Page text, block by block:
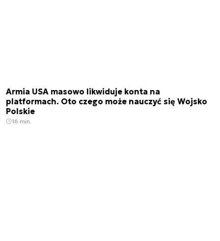
Armia USA masowo likwiduje konta na
platformach. Oto czego może nauczyć się Wojsko
Polskie
16 min.